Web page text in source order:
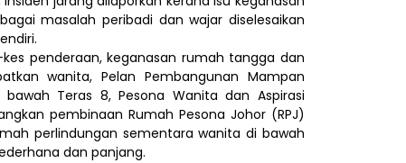
masalah peribadi dan wajar diselesaikan
penderaan, keganasan rumah tangga dan
wanita, Pelan Pembangunan Mampan
Teras 8, Pesona Wanita dan Aspirasi
pembinaan Rumah Pesona Johor (RPJ)
perlindungan sementara wanita di bawah
dan panjang.